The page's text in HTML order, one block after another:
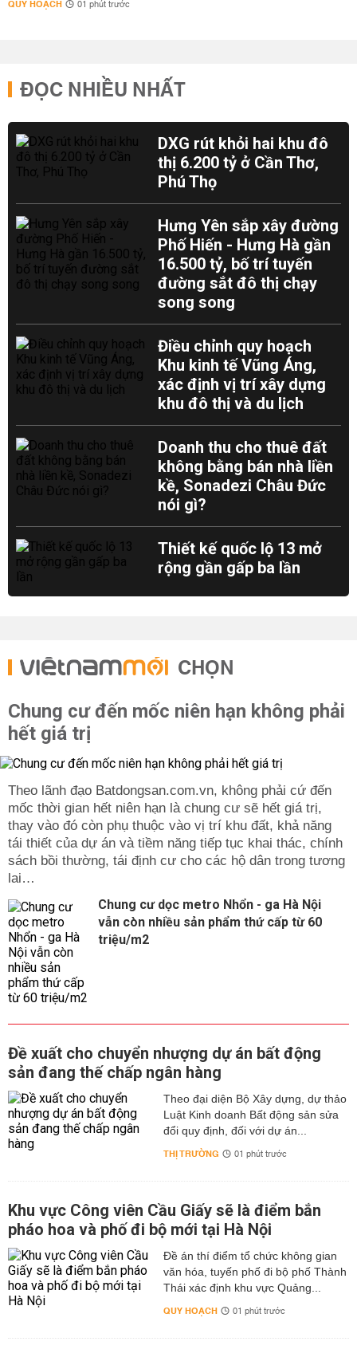
QUY HOẠCH 01 phút trước
ĐỌC NHIỀU NHẤT
DXG rút khỏi hai khu đô
thị 6.200 tỷ ở Cần Thơ,
Phú Thọ
Hưng Yên sắp xây đường
Phố Hiến - Hưng Hà gần
16.500 tỷ, bố trí tuyến
đường sắt đô thị chạy
song song
Điều chỉnh quy hoạch
Khu kinh tế Vũng Áng,
xác định vị trí xây dựng
khu đô thị và du lịch
Doanh thu cho thuê đất
không bằng bán nhà liền
kề, Sonadezi Châu Đức
nói gì?
Thiết kế quốc lộ 13 mở
rộng gần gấp ba lần
CHỌN
Chung cư đến mốc niên hạn không phải
hết giá trị
Theo lãnh đạo Batdongsan.com.vn, không phải cứ đến
mốc thời gian hết niên hạn là chung cư sẽ hết giá trị,
thay vào đó còn phụ thuộc vào vị trí khu đất, khả năng
tái thiết của dự án và tiềm năng tiếp tục khai thác, chính
sách bồi thường, tái định cư cho các hộ dân trong tương
lai…
Chung cư dọc metro Nhổn - ga Hà Nội
vẫn còn nhiều sản phẩm thứ cấp từ 60
triệu/m2
Đề xuất cho chuyển nhượng dự án bất động
sản đang thế chấp ngân hàng
Theo đại diện Bộ Xây dựng, dự thảo
Luật Kinh doanh Bất động sản sửa
đổi quy định, đối với dự án...
THỊ TRƯỜNG 01 phút trước
Khu vực Công viên Cầu Giấy sẽ là điểm bắn
pháo hoa và phố đi bộ mới tại Hà Nội
Đề án thí điểm tổ chức không gian
văn hóa, tuyến phố đi bộ phố Thành
Thái xác định khu vực Quảng...
QUY HOẠCH 01 phút trước